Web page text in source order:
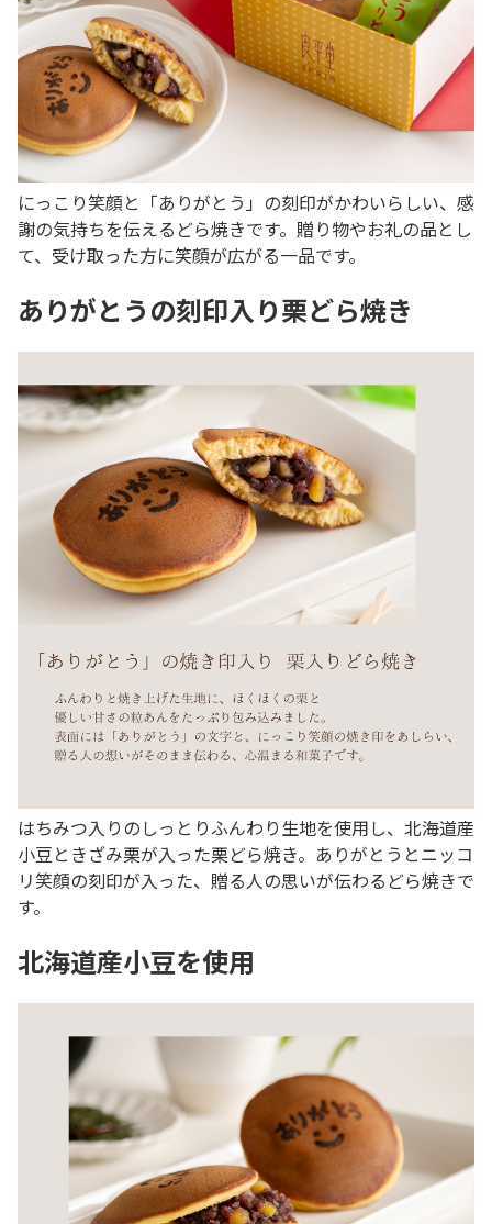
にっこり笑顔と「ありがとう」の刻印がかわいらしい、感
謝の気持ちを伝えるどら焼きです。贈り物やお礼の品とし
て、受け取った方に笑顔が広がる一品です。
ありがとうの刻印入り栗どら焼き
はちみつ入りのしっとりふんわり生地を使用し、北海道産
小豆ときざみ栗が入った栗どら焼き。ありがとうとニッコ
リ笑顔の刻印が入った、贈る人の思いが伝わるどら焼きで
す。
北海道産小豆を使用